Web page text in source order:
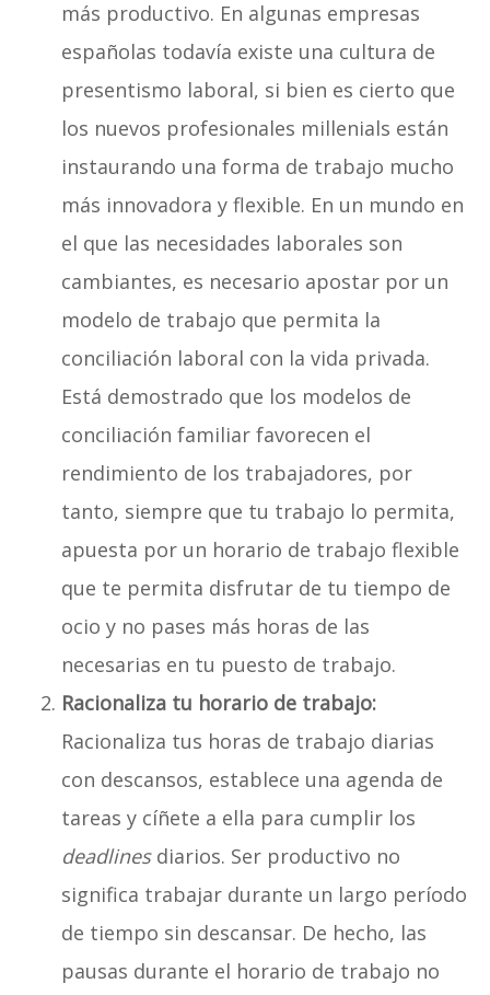
más productivo. En algunas empresas
españolas todavía existe una cultura de
presentismo laboral, si bien es cierto que
los nuevos profesionales millenials están
instaurando una forma de trabajo mucho
más innovadora y flexible. En un mundo en
el que las necesidades laborales son
cambiantes, es necesario apostar por un
modelo de trabajo que permita la
conciliación laboral con la vida privada.
Está demostrado que los modelos de
conciliación familiar favorecen el
rendimiento de los trabajadores, por
tanto, siempre que tu trabajo lo permita,
apuesta por un horario de trabajo flexible
que te permita disfrutar de tu tiempo de
ocio y no pases más horas de las
necesarias en tu puesto de trabajo.
Racionaliza tu horario de trabajo:
Racionaliza tus horas de trabajo diarias
con descansos, establece una agenda de
tareas y cíñete a ella para cumplir los
deadlinesdiarios. Ser productivo no
significa trabajar durante un largo período
de tiempo sin descansar. De hecho, las
pausas durante el horario de trabajo no